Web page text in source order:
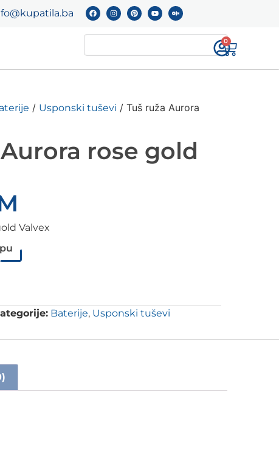
0
/ Usponski tuševi / Tuš ruža Aurora
rose gold
Valvex
Baterije, Usponski tuševi